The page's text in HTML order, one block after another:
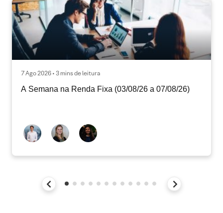
7 Ago 2026 • 3 mins de leitura
A Semana na Renda Fixa (03/08/26 a 07/08/26)